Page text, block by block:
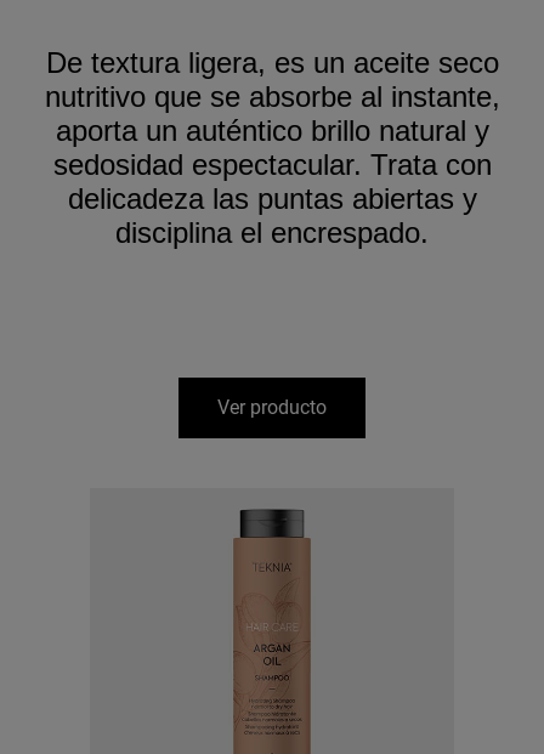
De textura ligera, es un aceite seco
nutritivo que se absorbe al instante,
aporta un auténtico brillo natural y
sedosidad espectacular. Trata con
delicadeza las puntas abiertas y
disciplina el encrespado.
Ver producto